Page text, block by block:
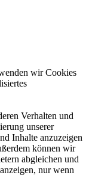
wir Cookies
Verhalten und
unserer
Inhalte anzuzeigen
können wir
abgleichen und
nur wenn